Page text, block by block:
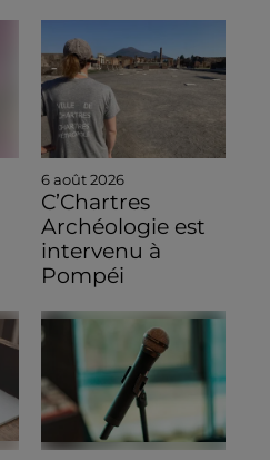
6 août 2026
C’Chartres
Archéologie est
intervenu à
Pompéi